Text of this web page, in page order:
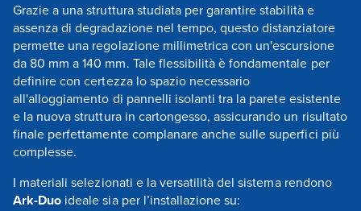
Grazie a una struttura studiata per garantire stabilità e
assenza di degradazione nel tempo, questo distanziatore
permette una regolazione millimetrica con un'escursione
da 80 mm a 140 mm. Tale flessibilità è fondamentale per
definire con certezza lo spazio necessario
all'alloggiamento di pannelli isolanti tra la parete esistente
e la nuova struttura in cartongesso, assicurando un risultato
finale perfettamente complanare anche sulle superfici più
complesse.
I materiali selezionati e la versatilità del sistema rendono
Ark-Duo ideale sia per l’installazione su: